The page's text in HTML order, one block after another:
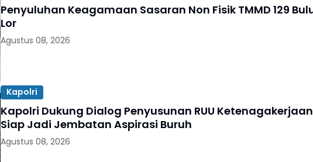
Penyuluhan Keagamaan Sasaran Non Fisik TMMD 129
Lor
Agustus 08, 2026
Kapolri
Kapolri Dukung Dialog Penyusunan RUU
Siap Jadi Jembatan Aspirasi Buruh
Agustus 08, 2026